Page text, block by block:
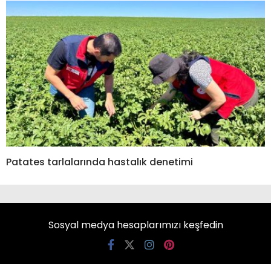
Patates tarlalarında hastalık denetimi
Sosyal medya hesaplarımızı keşfedin